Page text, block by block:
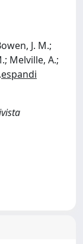
J. M.;
Melville, A.;
espandi